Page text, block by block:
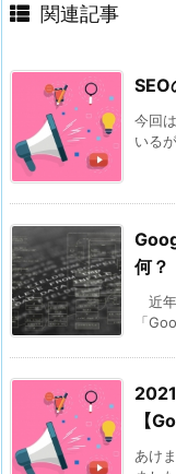
関連記事
SEO
今回
いる
何？
近年
「
【
あけ